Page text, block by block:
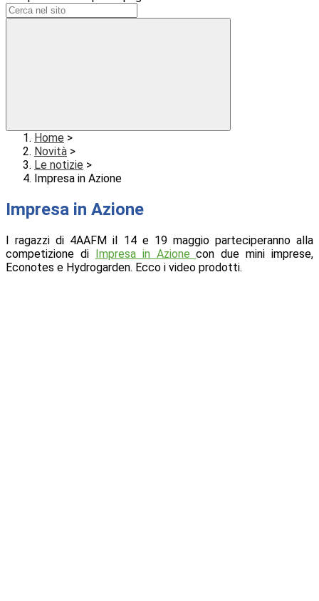
Home >
Novità >
Le notizie >
Impresa in Azione
Impresa in Azione
I ragazzi di 4AAFM il 14 e 19 maggio parteciperanno alla
competizione di Impresa in Azionecon due mini imprese,
Econotes e Hydrogarden. Ecco i video prodotti.